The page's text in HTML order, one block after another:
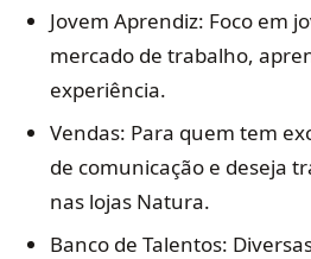
Jovem Aprendiz: Foco em
mercado de trabalho,
experiência.
Vendas: Para quem tem
de comunicação e deseja
nas lojas Natura.
Banco de Talentos: